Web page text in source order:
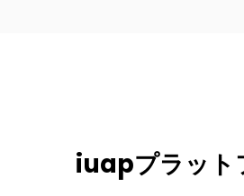
iuapプラット